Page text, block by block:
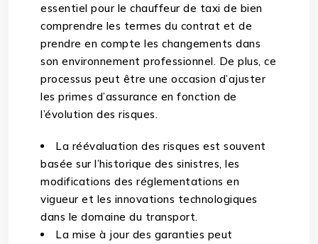
essentiel pour le chauffeur de taxi de bien
comprendre les termes du contrat et de
prendre en compte les changements dans
son environnement professionnel. De plus, ce
processus peut être une occasion d’ajuster
les primes d’assurance en fonction de
l’évolution des risques.
La réévaluation des risques est souvent
basée sur l’historique des sinistres, les
modifications des réglementations en
vigueur et les innovations technologiques
dans le domaine du transport.
La mise à jour des garanties peut